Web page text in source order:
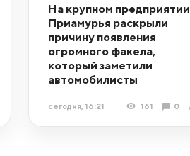
На крупном предприятии
Приамурья раскрыли
причину появления
огромного факела,
который заметили
автомобилисты
сегодня, 16:21 161 0